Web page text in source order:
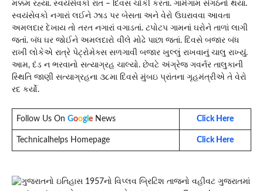
મક્કમ રહ્યા. સ્વયંસેવકો રાત – દિવસ ચોકી કરતા. ગામેગામ સંગઠનો થયાં.
સ્વયંસેવકો નગારાં લઈને ઝાડ પર બેસતા અને વેરો ઉઘરાવવા આવતા
અમલદાર દેખાય તો તરત નગારાં વગાડતાં. ટપોટપ ગામનાં ઘરોને તાળાં લાગી
જતાં. બંધ ઘર જોઈને અમલદારો વીલે મોઢે પાછા જતાં. દિવસે બજાર બંધ
રાખી લોકેએ રાત્રે પેટ્રોમેક્સ સળગાવી બજાર ખુલ્લું રાખવાનું ચાલુ રાખ્યું.
આમ, દંડ ન ભરવાનો સત્યાગ્રહ ચાલ્યો. છેવટે અંગ્રેજ ગવર્નર તાલુકાની
સ્થિતિ જાણી સત્યાગ્રહના ૩૮મા દિવસે મુંબઇ પ્રાંતના ગૃહમંત્રીએ તે વેરો
રદ કર્યો.
Follow Us On Google News Click Here
Technicalhelps Homepage Click Here